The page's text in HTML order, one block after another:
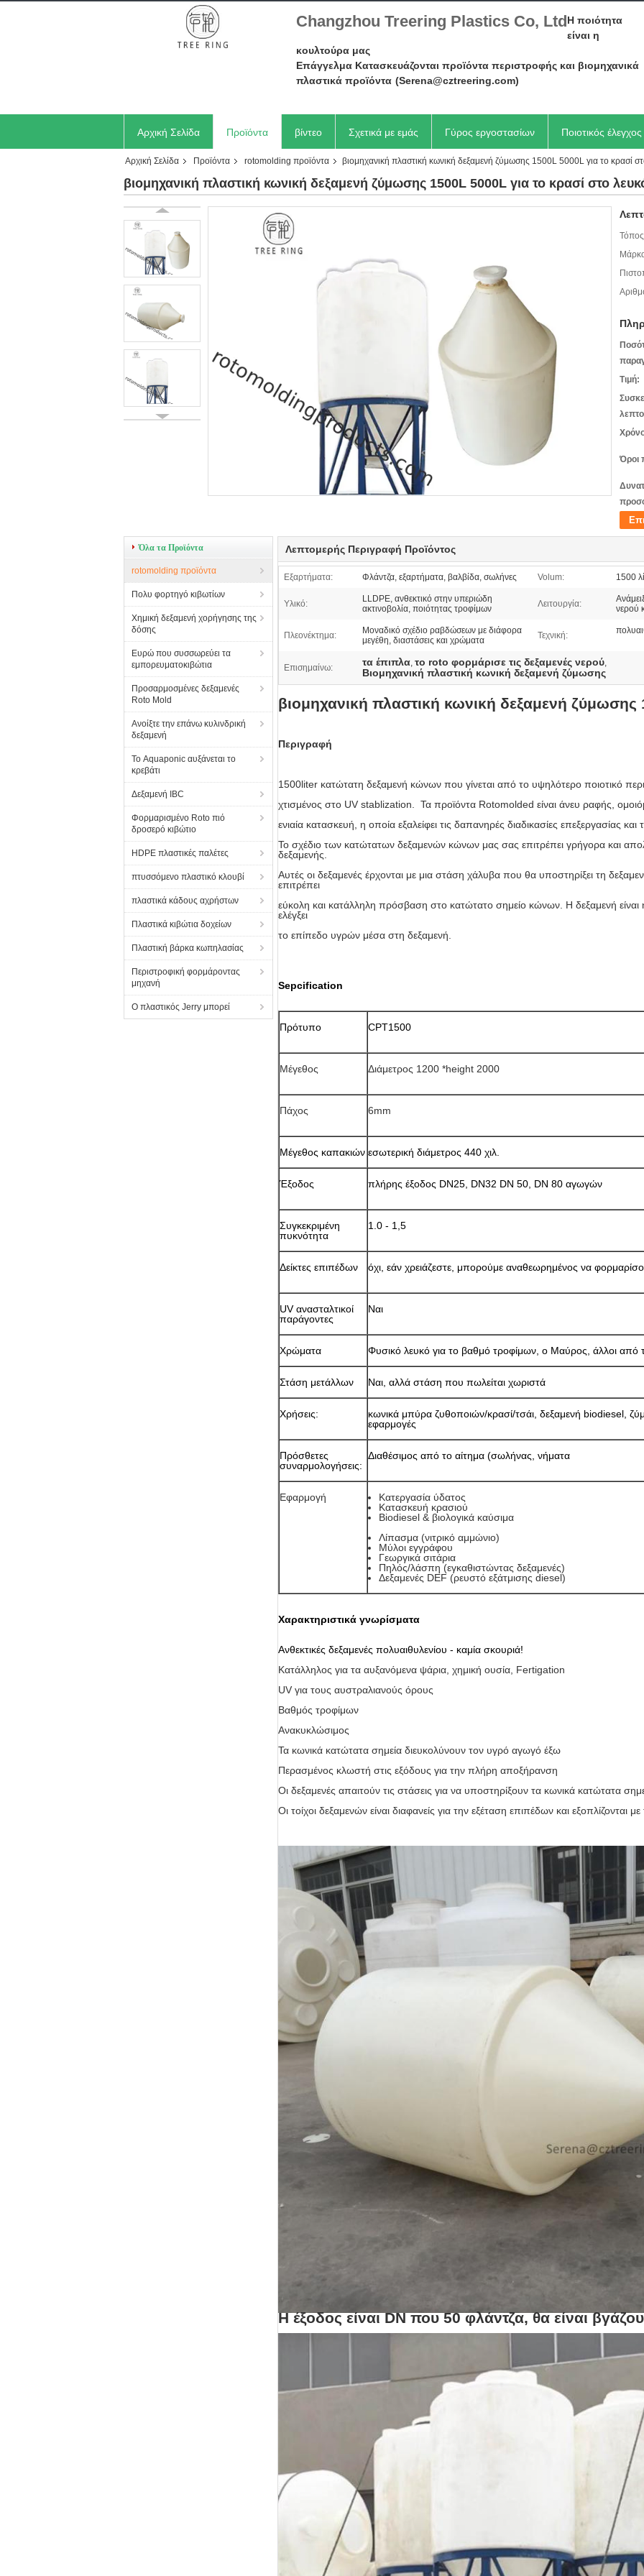
Changzhou Treering Plastics Co, LtdΗ ποιότητα
είναι η
κουλτούρα μας
Επάγγελμα Κατασκευάζονται προϊόντα περιστροφής και βιομηχανικά
πλαστικά προϊόντα (Serena@cztreering.com)
Αρχική Σελίδα Προϊόντα βίντεο Σχετικά με εμάς Γύρος εργοστασίων Ποιοτικός έλεγχος
Ζητήστε ένα απόσπασμα
Αρχική Σελίδα Προϊόντα rotomolding προϊόντα βιομηχανική πλαστική κωνική δεξαμενή ζύμωσης 1500L 5000L για το κρασί
βιομηχανική πλαστική κωνική δεξαμενή ζύμωσης 1500L 5000L για το κρασί στο
Τιμή:
Όροι
Όλα τα Προϊόντα
rotomolding προϊόντα
Πολυ φορτηγό κιβωτίων
Χημική δεξαμενή χορήγησης της
δόσης
Ευρώ που συσσωρεύει τα
εμπορευματοκιβώτια
Προσαρμοσμένες δεξαμενές
Roto Mold
Ανοίξτε την επάνω κυλινδρική
δεξαμενή
Το Aquaponic αυξάνεται το
κρεβάτι
Δεξαμενή IBC
Φορμαρισμένο Roto πιό
δροσερό κιβώτιο
HDPE πλαστικές παλέτες
πτυσσόμενο πλαστικό κλουβί
πλαστικά κάδους αχρήστων
Πλαστικά κιβώτια δοχείων
Πλαστική βάρκα κωπηλασίας
Περιστροφική φορμάροντας
μηχανή
Ο πλαστικός Jerry μπορεί
Λεπτομερής Περιγραφή Προϊόντος
Εξαρτήματα: Φλάντζα, εξαρτήματα, βαλβίδα, σωλήνες Volum: 1500
Υλικό:
LLDPE, ανθεκτικό στην υπεριώδη
ακτινοβολία, ποιότητας τροφίμων
Λειτουργία:
νερού
Πλεονέκτημα:
Μοναδικό σχέδιο ραβδώσεων με διάφορα
μεγέθη, διαστάσεις και χρώματα
Τεχνική:
Επισημαίνω: τα έπιπλα, το roto φορμάρισε τις δεξαμενές νερού,
Βιομηχανική πλαστική κωνική δεξαμενή ζύμωσης
βιομηχανική πλαστική κωνική δεξαμενή ζύμωσης
Περιγραφή
1500liter κατώτατη δεξαμενή κώνων που γίνεται από το υψηλότερο ποιοτικό
χτισμένος στο UV stablization. Τα προϊόντα Rotomolded είναι άνευ ραφής,
ενιαία κατασκευή, η οποία εξαλείφει τις δαπανηρές διαδικασίες επεξεργασίας
Το σχέδιο των κατώτατων δεξαμενών κώνων μας σας επιτρέπει γρήγορα και
δεξαμενής.
Αυτές οι δεξαμενές έρχονται με μια στάση χάλυβα που θα υποστηρίξει τη
επιτρέπει
εύκολη και κατάλληλη πρόσβαση στο κατώτατο σημείο κώνων. Η δεξαμενή είναι
ελέγξει
το επίπεδο υγρών μέσα στη δεξαμενή.
Sepcification
Πρότυπο CPT1500
Μέγεθος Διάμετρος 1200 *height 2000
Πάχος 6mm
Μέγεθος καπακιών εσωτερική διάμετρος 440 χιλ.
Έξοδος πλήρης έξοδος DN25, DN32 DN 50, DN 80 αγωγών
Συγκεκριμένη
πυκνότητα
1.0 - 1,5
Δείκτες επιπέδων όχι, εάν χρειάζεστε, μπορούμε αναθεωρημένος να
UV ανασταλτικοί
παράγοντες
Ναι
Χρώματα Φυσικό λευκό για το βαθμό τροφίμων, ο Μαύρος, άλλοι από
Στάση μετάλλων Ναι, αλλά στάση που πωλείται χωριστά
Χρήσεις:
κωνικά μπύρα ζυθοποιών/κρασί/τσάι, δεξαμενή biodiesel,
εφαρμογές
Πρόσθετες
συναρμολογήσεις:
Διαθέσιμος από το αίτημα (σωλήνας, νήματα
Εφαρμογή
Κατεργασία ύδατος
Κατασκευή κρασιού
Biodiesel & βιολογικά καύσιμα
Λίπασμα (νιτρικό αμμώνιο)
Μύλοι εγγράφου
Γεωργικά σιτάρια
Πηλός/λάσπη (εγκαθιστώντας δεξαμενές)
Δεξαμενές DEF (ρευστό εξάτμισης diesel)
Χαρακτηριστικά γνωρίσματα
Ανθεκτικές δεξαμενές πολυαιθυλενίου - καμία σκουριά!
Κατάλληλος για τα αυξανόμενα ψάρια, χημική ουσία, Fertigation
UV για τους αυστραλιανούς όρους
Βαθμός τροφίμων
Ανακυκλώσιμος
Τα κωνικά κατώτατα σημεία διευκολύνουν τον υγρό αγωγό έξω
Περασμένος κλωστή στις εξόδους για την πλήρη αποξήρανση
Οι δεξαμενές απαιτούν τις στάσεις για να υποστηρίξουν τα κωνικά κατώτατα
Οι τοίχοι δεξαμενών είναι διαφανείς για την εξέταση επιπέδων και εξοπλίζονται
Η έξοδος είναι DN που 50 φλάντζα, θα είναι